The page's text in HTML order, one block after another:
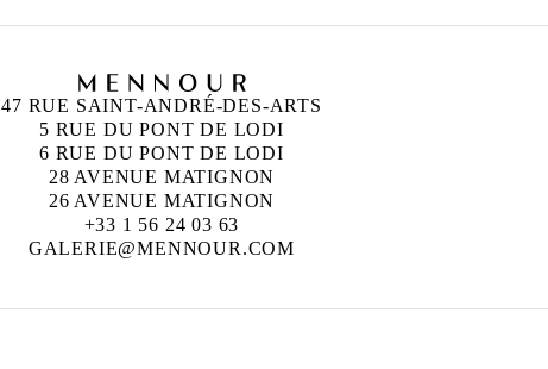
47 RUE SAINT-ANDRÉ-DES-ARTS
5 RUE DU PONT DE LODI
6 RUE DU PONT DE LODI
28 AVENUE MATIGNON
26 AVENUE MATIGNON
+33 1 56 24 03 63
GALERIE@MENNOUR.COM